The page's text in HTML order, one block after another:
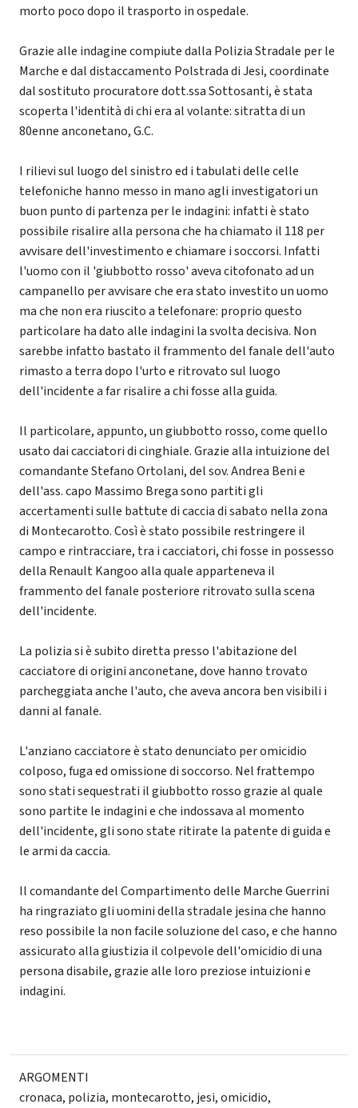
morto poco dopo il trasporto in ospedale.
Grazie alle indagine compiute dalla Polizia Stradale per le
Marche e dal distaccamento Polstrada di Jesi, coordinate
dal sostituto procuratore dott.ssa Sottosanti, è stata
scoperta l'identità di chi era al volante: sitratta di un
80enne anconetano, G.C.
I rilievi sul luogo del sinistro ed i tabulati delle celle
telefoniche hanno messo in mano agli investigatori un
buon punto di partenza per le indagini: infatti è stato
possibile risalire alla persona che ha chiamato il 118 per
avvisare dell'investimento e chiamare i soccorsi. Infatti
l'uomo con il 'giubbotto rosso' aveva citofonato ad un
campanello per avvisare che era stato investito un uomo
ma che non era riuscito a telefonare: proprio questo
particolare ha dato alle indagini la svolta decisiva. Non
sarebbe infatto bastato il frammento del fanale dell'auto
rimasto a terra dopo l'urto e ritrovato sul luogo
dell'incidente a far risalire a chi fosse alla guida.
Il particolare, appunto, un giubbotto rosso, come quello
usato dai cacciatori di cinghiale. Grazie alla intuizione del
comandante Stefano Ortolani, del sov. Andrea Beni e
dell'ass. capo Massimo Brega sono partiti gli
accertamenti sulle battute di caccia di sabato nella zona
di Montecarotto. Così è stato possibile restringere il
campo e rintracciare, tra i cacciatori, chi fosse in possesso
della Renault Kangoo alla quale apparteneva il
frammento del fanale posteriore ritrovato sulla scena
dell'incidente.
La polizia si è subito diretta presso l'abitazione del
cacciatore di origini anconetane, dove hanno trovato
parcheggiata anche l'auto, che aveva ancora ben visibili i
danni al fanale.
L'anziano cacciatore è stato denunciato per omicidio
colposo, fuga ed omissione di soccorso. Nel frattempo
sono stati sequestrati il giubbotto rosso grazie al quale
sono partite le indagini e che indossava al momento
dell'incidente, gli sono state ritirate la patente di guida e
le armi da caccia.
Il comandante del Compartimento delle Marche Guerrini
ha ringraziato gli uomini della stradale jesina che hanno
reso possibile la non facile soluzione del caso, e che hanno
assicurato alla giustizia il colpevole dell'omicidio di una
persona disabile, grazie alle loro preziose intuizioni e
indagini.
ARGOMENTI
cronaca, polizia, montecarotto, jesi,omicidio,